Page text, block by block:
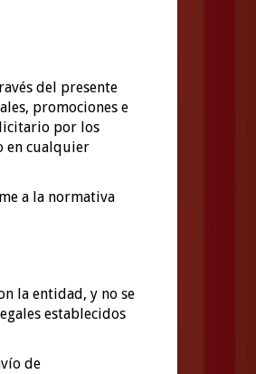
del presente
promociones e
por los
en cualquier
a la normativa
la entidad, y no se
establecidos
de